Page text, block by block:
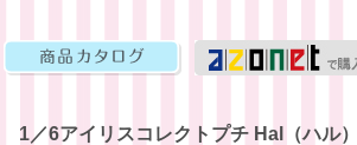
1／6アイリスコレクトプチ Hal（ハ